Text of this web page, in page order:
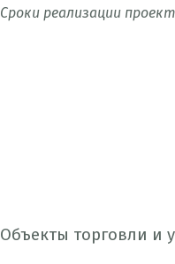
Сроки реализации
Объекты торговли и